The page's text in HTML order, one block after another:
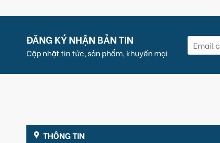
ĐĂNG KÝ NHẬN BẢN TIN
Cập nhật tin tức, sản phẩm, khuyến mại
THÔNG TIN